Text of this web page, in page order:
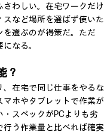
わしい。在宅ワークだけ
など場所を選ばず使いた
選ぶのが得策だ。ただ
なる。
？
在宅で同じ仕事をやるな
ホやタブレットで作業が
スペックがPCよりも劣
行う作業量と比べれば確実